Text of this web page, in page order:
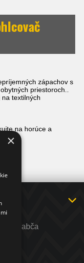
zápachov s
priestoroch..
textilných
na horúce a
44 Rabča
698
×